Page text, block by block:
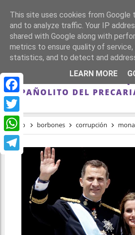
Facebook
Twitter
WhatsApp
EL PATRIMONIO DE
QUISIERA PARA SÍ
ESPAÑOLITO DEL
Inicio borbones corrupción
This site uses cookies from Google
and to analyze traffic. Your IP
shared with Google along with
metrics to ensure quality of service,
statistics, and to detect and
LEARN MORE